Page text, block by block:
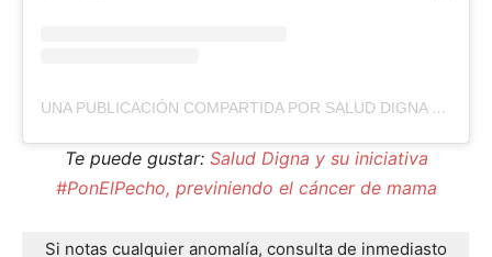
UNA PUBLICACIÓN COMPARTIDA POR SALUD DIGNA (@SALUDDIGNA_MX)
Te puede gustar: Salud Digna y su iniciativa
#PonElPecho, previniendo el cáncer de mama
Si notas cualquier anomalía, consulta de inmediasto